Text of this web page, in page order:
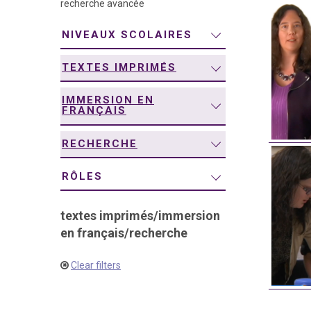
recherche avancée
NIVEAUX SCOLAIRES
TEXTES IMPRIMÉS
IMMERSION EN
FRANÇAIS
RECHERCHE
RÔLES
textes imprimés/immersion
en français/recherche
Clear filters